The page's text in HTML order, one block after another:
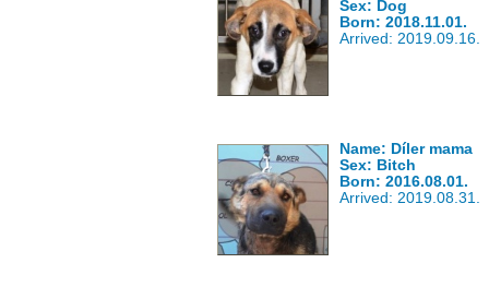
Sex: Dog
Born: 2018.11.01.
Arrived: 2019.09.16.
Name: Díler mama
Sex: Bitch
Born: 2016.08.01.
Arrived: 2019.08.31.